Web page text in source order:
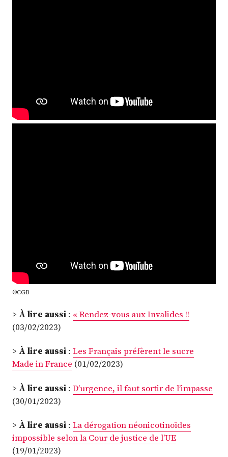
©CGB
> À lire aussi : « Rendez-vous aux Invalides !!
(03/02/2023)
> À lire aussi : Les Français préfèrent le sucre
Made in France (01/02/2023)
> À lire aussi : D’urgence, il faut sortir de l’impasse
(30/01/2023)
> À lire aussi : La dérogation néonicotinoïdes
impossible selon la Cour de justice de l’UE
(19/01/2023)